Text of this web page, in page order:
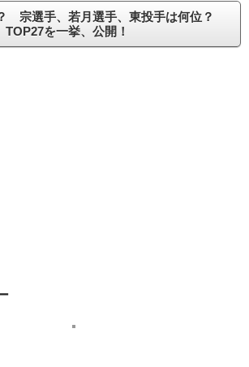
宗選手、若月選手、東投手は何位？
TOP27を一挙、公開！